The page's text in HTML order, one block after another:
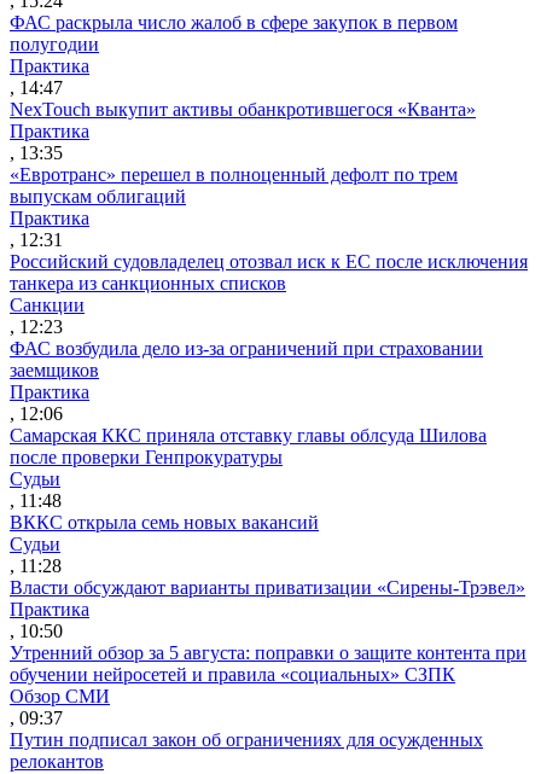
ФАС раскрыла число жалоб в сфере закупок в первом
полугодии
Практика
, 14:47
NexTouch выкупит активы обанкротившегося «Кванта»
Практика
, 13:35
«Евротранс» перешел в полноценный дефолт по трем
выпускам облигаций
Практика
, 12:31
Российский судовладелец отозвал иск к ЕС после исключения
танкера из санкционных списков
Санкции
, 12:23
ФАС возбудила дело из-за ограничений при страховании
заемщиков
Практика
, 12:06
Самарская ККС приняла отставку главы облсуда Шилова
после проверки Генпрокуратуры
Судьи
, 11:48
ВККС открыла семь новых вакансий
Судьи
, 11:28
Власти обсуждают варианты приватизации «Сирены-Трэвел»
Практика
, 10:50
Утренний обзор за 5 августа: поправки о защите контента при
обучении нейросетей и правила «социальных» СЗПК
Обзор СМИ
, 09:37
Путин подписал закон об ограничениях для осужденных
релокантов